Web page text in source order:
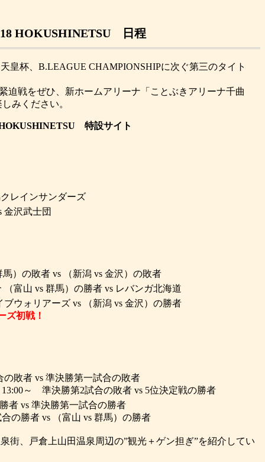
HOKUSHINETSU 日程
皇杯、B.LEAGUE CHAMPIONSHIPに次ぐ第三のタイト
迫戦をぜひ、新ホームアリーナ「ことぶきアリーナ千曲
みください。
特設サイト
レインサンダーズ
金沢武士団
）の敗者 vs （新潟 vs 金沢）の敗者
富山 vs 群馬）の勝者 vs レバンガ北海道
ウォリアーズ vs （新潟 vs 金沢）の勝者
ズ初戦！
敗者 vs 準決勝第一試合の敗者
～ 準決勝第2試合の敗者 vs 5位決定戦の勝者
者 vs 準決勝第一試合の勝者
の勝者 vs （富山 vs 群馬）の勝者
街、戸倉上山田温泉周辺の”観光＋ゲン担ぎ”を紹介してい